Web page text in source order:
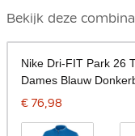
Bekijk deze
Nike Dri-FIT Park 26
Dames Blauw
€ 76,98